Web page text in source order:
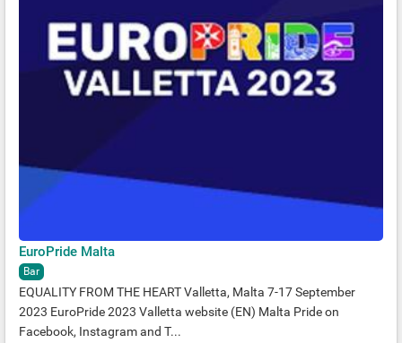
EuroPride Malta
Bar
EQUALITY FROM THE HEART Valletta, Malta 7-17 September
2023 EuroPride 2023 Valletta website (EN) Malta Pride on
Facebook, Instagram and T...